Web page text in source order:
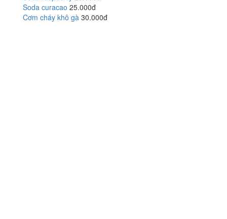
Soda curacao 25.000đ
Cơm cháy khô gà 30.000đ